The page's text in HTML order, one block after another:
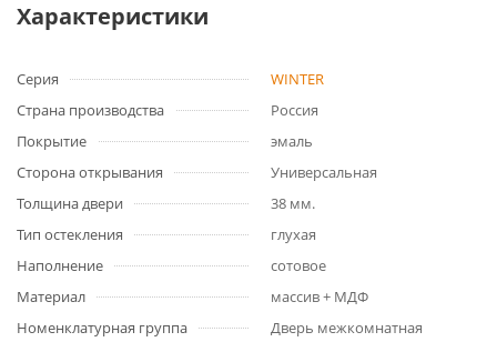
Характеристики
Серия
WINTER
Страна производства
Россия
Покрытие
эмаль
Сторона открывания
Универсальная
Толщина двери
38 мм.
Тип остекления
глухая
Наполнение
сотовое
Материал
массив + МДФ
Номенклатурная группа
Дверь межкомнатная